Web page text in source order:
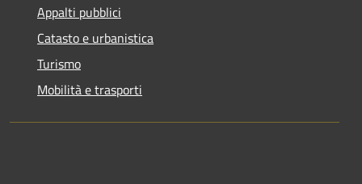
Appalti pubblici
Catasto e urbanistica
Turismo
Mobilità e trasporti